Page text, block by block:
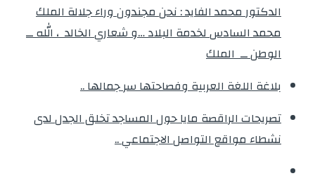
الدكتور محمد الفايد : نحن مجندون وراء جلالة الملك
محمد السادس لخدمة البلاد …و شعاري الخالد ، الله ــ
الوطن ــ الملك
بلاغة اللغة العربية وفصاحتها سر جمالها ..
تصريحات الراقصة مايا حول المساجد تخلق الجدل لدى
نشطاء مواقع التواصل الاجتماعي ..